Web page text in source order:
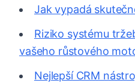
Jak vypadá
Riziko systému
vašeho růstového
Nejlepší CRM